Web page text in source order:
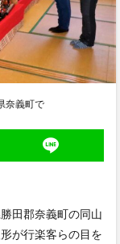
奈義町で
田郡奈義町の同山
が行楽客らの目を